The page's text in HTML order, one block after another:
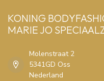
KONING
MARIE JO
Molenstraat 2
5341GD Oss
Nederland